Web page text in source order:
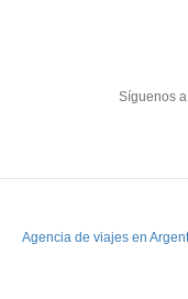
Síguenos
Agencia de viajes en